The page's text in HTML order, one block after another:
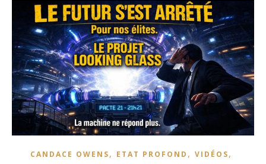
CANDACE OWENS, ETAT PROFOND , VIDÉOS,